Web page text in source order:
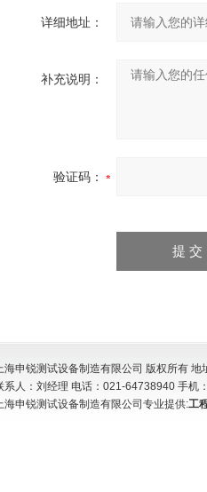
详细地址：
补充说明：
验证码：
海申锐测试设备制造有限公司 版权所有
系人：刘经理 电话：021-64738940 手
海申锐测试设备制造有限公司专业提供:工